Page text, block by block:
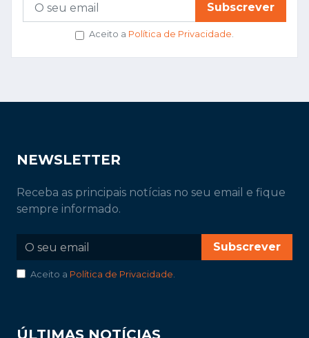
Subscrever
Aceito a Política de Privacidade.
NEWSLETTER
Receba as principais notícias no seu email e fique
sempre informado.
Subscrever
Aceito a Política de Privacidade.
ÚLTIMAS NOTÍCIAS